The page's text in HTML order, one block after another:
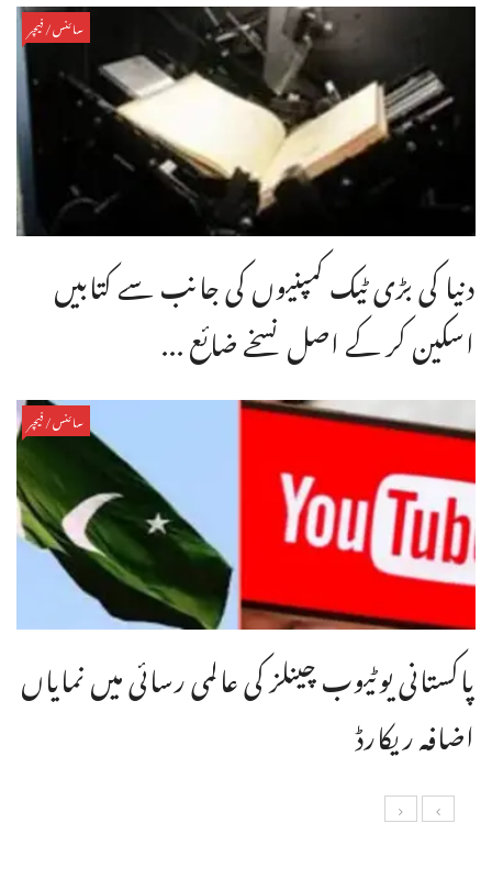
سائنس/فیچر
دنیا کی بڑی ٹیک کمپنیوں کی جانب سے کتابیں
اسکین کر کے اصل نسخے ضائع ...
سائنس/فیچر
پاکستانی یوٹیوب چینلز کی عالمی رسائی میں نمایاں
اضافہ ریکارڈ